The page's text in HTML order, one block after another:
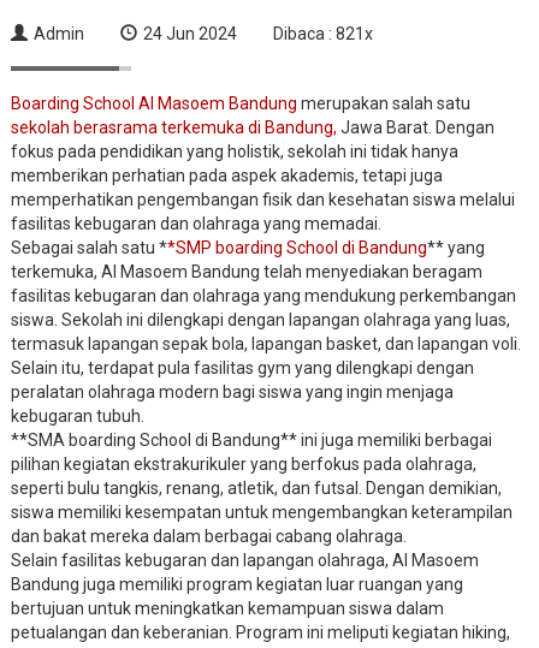
Admin 24 Jun 2024 Dibaca : 821x
Boarding School Al Masoem Bandung merupakan salah satu
sekolah berasrama terkemuka di Bandung, Jawa Barat. Dengan
fokus pada pendidikan yang holistik, sekolah ini tidak hanya
memberikan perhatian pada aspek akademis, tetapi juga
memperhatikan pengembangan fisik dan kesehatan siswa melalui
fasilitas kebugaran dan olahraga yang memadai.
Sebagai salah satu **SMP boarding School di Bandung** yang
terkemuka, Al Masoem Bandung telah menyediakan beragam
fasilitas kebugaran dan olahraga yang mendukung perkembangan
siswa. Sekolah ini dilengkapi dengan lapangan olahraga yang luas,
termasuk lapangan sepak bola, lapangan basket, dan lapangan voli.
Selain itu, terdapat pula fasilitas gym yang dilengkapi dengan
peralatan olahraga modern bagi siswa yang ingin menjaga
kebugaran tubuh.
**SMA boarding School di Bandung** ini juga memiliki berbagai
pilihan kegiatan ekstrakurikuler yang berfokus pada olahraga,
seperti bulu tangkis, renang, atletik, dan futsal. Dengan demikian,
siswa memiliki kesempatan untuk mengembangkan keterampilan
dan bakat mereka dalam berbagai cabang olahraga.
Selain fasilitas kebugaran dan lapangan olahraga, Al Masoem
Bandung juga memiliki program kegiatan luar ruangan yang
bertujuan untuk meningkatkan kemampuan siswa dalam
petualangan dan keberanian. Program ini meliputi kegiatan hiking,